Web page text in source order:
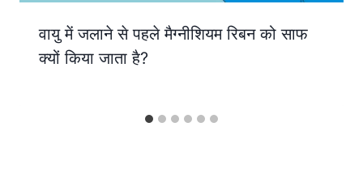
वायु में जलाने से पहले मैग्नीशियम रिबन को साफ
क्यों किया जाता है?